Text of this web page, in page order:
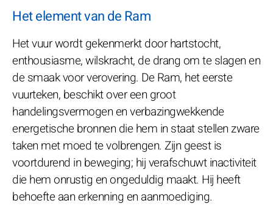
Het element van de Ram
Het vuur wordt gekenmerkt door hartstocht,
enthousiasme, wilskracht, de drang om te slagen en
de smaak voor verovering. De Ram, het eerste
vuurteken, beschikt over een groot
handelingsvermogen en verbazingwekkende
energetische bronnen die hem in staat stellen zware
taken met moed te volbrengen. Zijn geest is
voortdurend in beweging; hij verafschuwt inactiviteit
die hem onrustig en ongeduldig maakt. Hij heeft
behoefte aan erkenning en aanmoediging.